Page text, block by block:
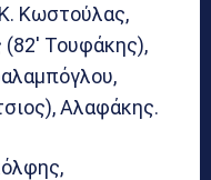
Κωστούλας,
(82′ Τουφάκης),
Αλαφάκης.